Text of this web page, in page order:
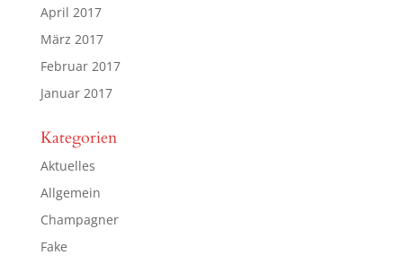
April 2017
März 2017
Februar 2017
Januar 2017
Kategorien
Aktuelles
Allgemein
Champagner
Fake